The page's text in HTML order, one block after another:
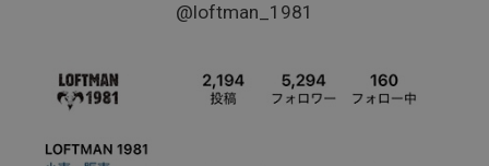
@loftman_1981